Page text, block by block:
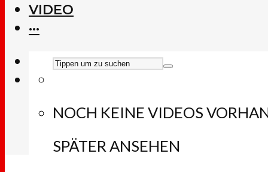
VIDEO
···
NOCH KEINE VIDEOS
SPÄTER ANSEHEN